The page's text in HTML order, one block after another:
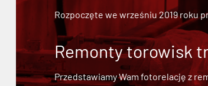
Rozpoczęte we wrześniu 2019 roku
Remonty torowisk
Przedstawiamy Wam fotorelację z